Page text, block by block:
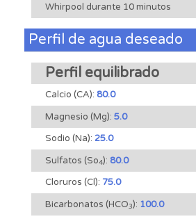
Whirpool durante 10 minutos
Perfil de agua deseado
Perfil equilibrado
Calcio (CA): 80.0
Magnesio (Mg): 5.0
Sodio (Na): 25.0
Sulfatos (So4): 80.0
Cloruros (Cl): 75.0
Bicarbonatos (HCO3): 100.0